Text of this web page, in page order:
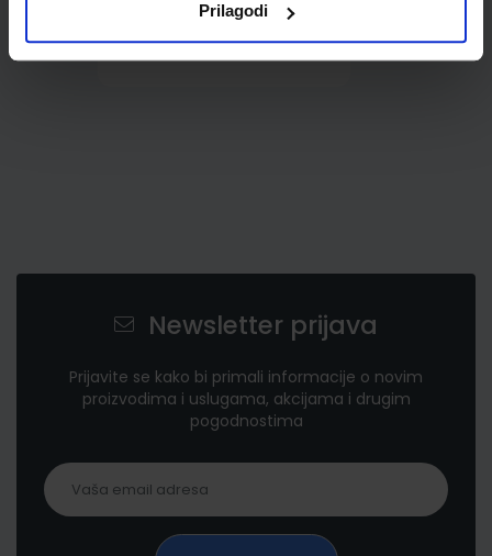
Prilagodi
Newsletter prijava
Prijavite se kako bi primali informacije o novim
proizvodima i uslugama, akcijama i drugim
pogodnostima